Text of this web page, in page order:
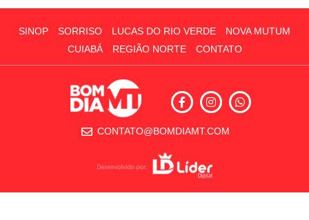
SINOP SORRISO LUCAS DO RIO VERDE
NOVA MUTUM
CUIABÁ
REGIÃO NORTE CONTATO
CONTATO@BOMDIAMT.COM